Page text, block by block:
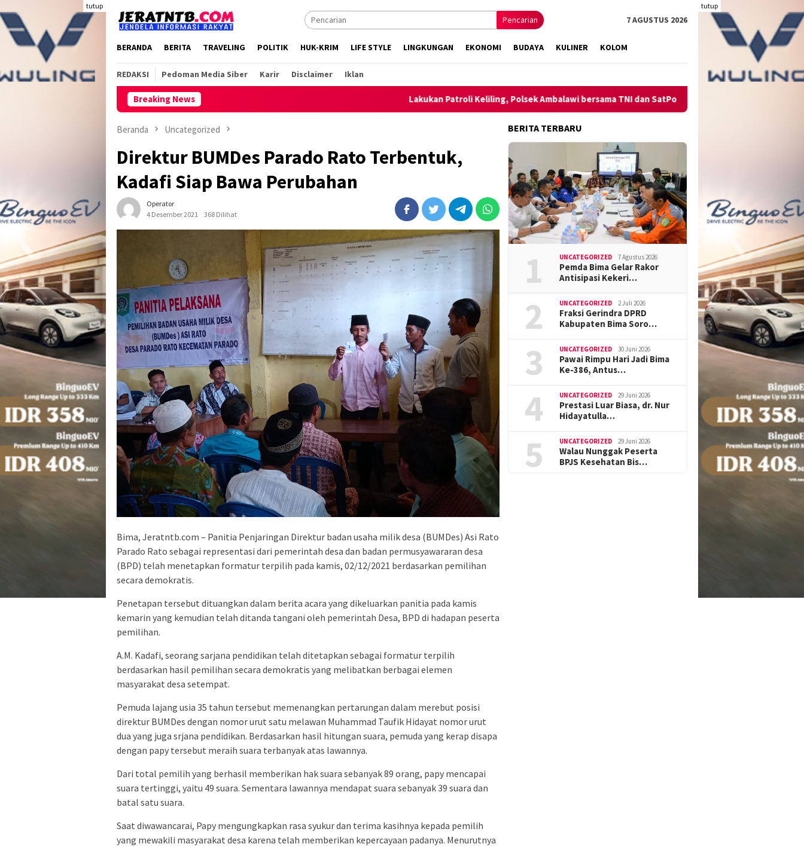
ke
konten
tutup tutup
Pencarian 7 AGUSTUS 2026
BERANDA BERITA TRAVELING POLITIK HUK-KRIM LIFE STYLE LINGKUNGAN EKONOMI BUDAYA KULINER KOLOM
REDAKSI Pedoman Media Siber Karir Disclaimer Iklan
Breaking News Lakukan Patroli Keliling, Polsek Ambalawi bersama TNI dan SatPolPP Sita Minuman Keras
Beranda Uncategorized
Direktur BUMDes Parado Rato Terbentuk,
Kadafi Siap Bawa Perubahan
Operator
4 Desember 2021
368 Dilihat
Bima, Jeratntb.com – Panitia Penjaringan Direktur badan usaha milik desa (BUMDes) Asi Rato
Parado Rato sebagai representasi dari pemerintah desa dan badan permusyawararan desa
(BPD) telah menetapkan formatur terpilih pada kamis, 02/12/2021 berdasarkan pemilihan
secara demokratis.
Penetapan tersebut dituangkan dalam berita acara yang dikeluarkan panitia pada kamis
kemarin yang kemudian telah ditanda tangani oleh pemerintah Desa, BPD di hadapan peserta
pemilihan.
A.M. Kadafi, seorang sarjana pendidikan telah ditetapkan sebagai formatur terpilih
berdasarkan hasil pemilihan secara demokratis yang melibatkan berbagai elemen
masyarakat desa setempat.
Pemuda lajang usia 35 tahun tersebut memenangkan pertarungan dalam merebut posisi
direktur BUMDes dengan nomor urut satu melawan Muhammad Taufik Hidayat nomor urut
dua yang juga srjana pendidikan. Berdasarkan hasil hitungan suara, pemuda yang kerap disapa
dengan papy tersebut meraih suara terbanyak atas lawannya.
Dari total pemilih yang berhasil memberikan hak suara sebanyak 89 orang, papy mencapai
suara tertinggi, yaitu 49 suara. Sementara lawannya mendapat suara sebanyak 39 suara dan
batal satu suara.
Saat diwawancarai, Papy mengungkapkan rasa syukur dan terima kasihnya kepada pemilih
yang mewakili masyarakat desa karena telah memberikan kepercayaan padanya. Menurutnya
BERITA TERBARU
1 UNCATEGORIZED 7 Agustus 2026
Pemda Bima Gelar Rakor
Antisipasi Kekeri…
2 UNCATEGORIZED 2 Juli 2026
Fraksi Gerindra DPRD
Kabupaten Bima Soro…
3 UNCATEGORIZED 30 Juni 2026
Pawai Rimpu Hari Jadi Bima
Ke-386, Antus…
4 UNCATEGORIZED 29 Juni 2026
Prestasi Luar Biasa, dr. Nur
Hidayatulla…
5 UNCATEGORIZED 29 Juni 2026
Walau Nunggak Peserta
BPJS Kesehatan Bis…